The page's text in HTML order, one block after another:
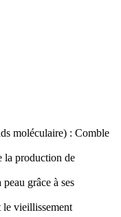
moléculaire) : Comble
la production de
grâce à ses
vieillissement